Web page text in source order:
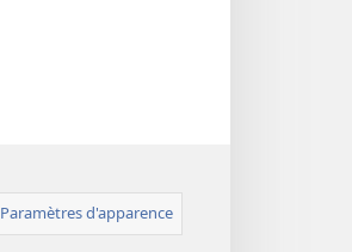
Paramètres d'apparence